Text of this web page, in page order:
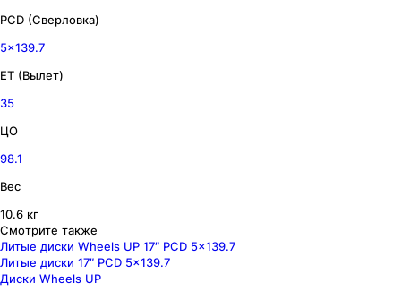
PCD (Сверловка)
5x139.7
ET (Вылет)
35
ЦО
98.1
Вес
10.6 кг
Смотрите также
Литые диски Wheels UP 17″ PCD 5x139.7
Литые диски 17″ PCD 5x139.7
Диски Wheels UP